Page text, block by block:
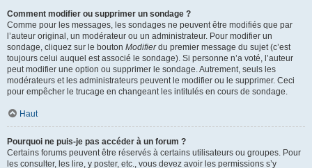
Comment modifier ou supprimer un sondage ?
Comme pour les messages, les sondages ne peuvent être modifiés que par
l’auteur original, un modérateur ou un administrateur. Pour modifier un
sondage, cliquez sur le bouton Modifierdu premier message du sujet (c’est
toujours celui auquel est associé le sondage). Si personne n’a voté, l’auteur
peut modifier une option ou supprimer le sondage. Autrement, seuls les
modérateurs et les administrateurs peuvent le modifier ou le supprimer. Ceci
pour empêcher le trucage en changeant les intitulés en cours de sondage.
Haut
Pourquoi ne puis-je pas accéder à un forum ?
Certains forums peuvent être réservés à certains utilisateurs ou groupes. Pour
les consulter, les lire, y poster, etc., vous devez avoir les permissions s’y